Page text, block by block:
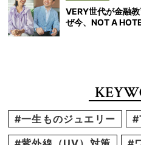
VERY世代が金融
ぜ今、NOT A
#一生ものジュエリー